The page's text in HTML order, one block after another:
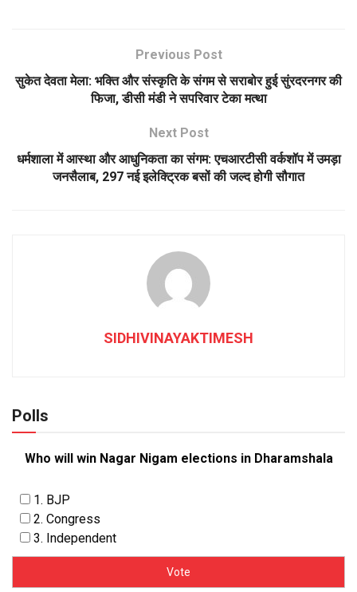
Previous Post
सुकेत देवता मेला: भक्ति और संस्कृति के संगम से सराबोर हुई सुंरदरनगर की
फिजा, डीसी मंडी ने सपरिवार टेका मत्था
Next Post
धर्मशाला में आस्था और आधुनिकता का संगम: एचआरटीसी वर्कशॉप में उमड़ा
जनसैलाब, 297 नई इलेक्ट्रिक बसों की जल्द होगी सौगात
SIDHIVINAYAKTIMESH
Polls
Who will win Nagar Nigam elections in Dharamshala
1. BJP
2. Congress
3. Independent